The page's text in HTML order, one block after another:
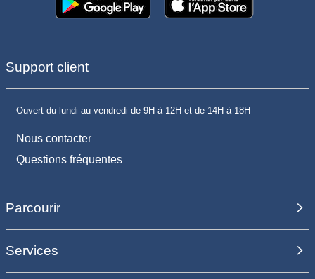
Support client
Ouvert du lundi au vendredi de 9H à 12H et de 14H à 18H
Nous contacter
Questions fréquentes
Parcourir
Services